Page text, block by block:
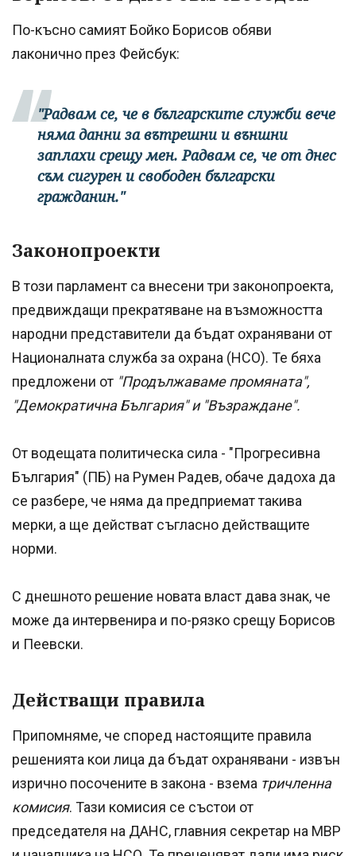
По-късно самият Бойко Борисов обяви
лаконично през Фейсбук:
"Радвам се, че в българските служби вече
няма данни за вътрешни и външни
заплахи срещу мен. Радвам се, че от днес
съм сигурен и свободен български
гражданин."
Законопроекти
В този парламент са внесени три законопроекта,
предвиждащи прекратяване на възможността
народни представители да бъдат охранявани от
Националната служба за охрана (НСО). Те бяха
предложени от "Продължаваме промяната",
"Демократична България" и "Възраждане".
От водещата политическа сила - "Прогресивна
България" (ПБ) на Румен Радев, обаче дадоха да
се разбере, че няма да предприемат такива
мерки, а ще действат съгласно действащите
норми.
С днешното решение новата власт дава знак, че
може да интервенира и по-рязко срещу Борисов
и Пеевски.
Действащи правила
Припомняме, че според настоящите правила
решенията кои лица да бъдат охранявани - извън
изрично посочените в закона - взема тричленна
комисия. Тази комисия се състои от
председателя на ДАНС, главния секретар на МВР